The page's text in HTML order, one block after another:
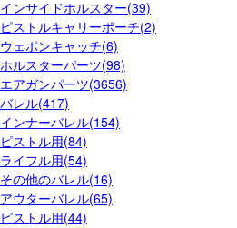
インサイドホルスター(39)
ピストルキャリーポーチ(2)
ウェポンキャッチ(6)
ホルスターパーツ(98)
エアガンパーツ(3656)
バレル(417)
インナーバレル(154)
ピストル用(84)
ライフル用(54)
その他のバレル(16)
アウターバレル(65)
ピストル用(44)